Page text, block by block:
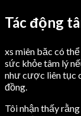
Tác động
xs miên băc có
sức khỏe tâm lý
như cược liên tục
đồng.
Tôi nhận thấy